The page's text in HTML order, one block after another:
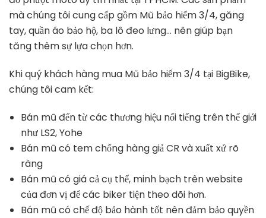
mà chúng tôi cung cấp gồm Mũ bảo hiểm 3/4, găng
tay, quần áo bảo hộ, ba lô đeo lưng… nên giúp bạn
tăng thêm sự lựa chọn hơn.
Khi quý khách hàng mua Mũ bảo hiểm 3/4 tại BigBike,
chúng tôi cam kết:
Bán mũ đến từ các thương hiệu nổi tiếng trên thế giới
như LS2, Yohe
Bán mũ có tem chống hàng giả CR và xuất xứ rõ
ràng
Bán mũ có giá cả cụ thể, minh bạch trên website
của đơn vị để các biker tiện theo dõi hơn.
Bán mũ có chế độ bảo hành tốt nên đảm bảo quyền